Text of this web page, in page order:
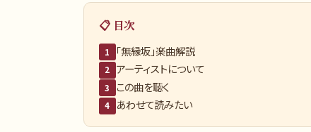
📋 目次
1 「無縁坂」楽曲解説
2 アーティストについて
3 この曲を聴く
4 あわせて読みたい